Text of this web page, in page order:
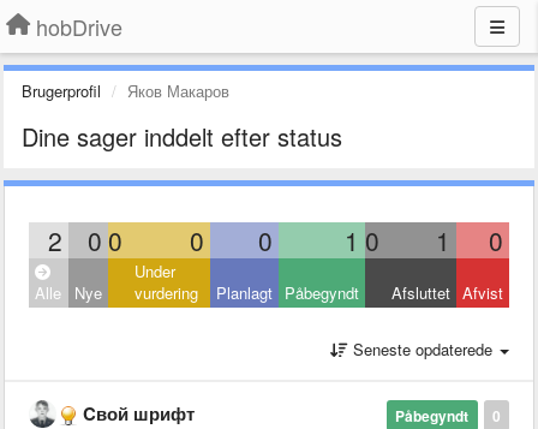
hobDrive
Brugerprofil Яков Макаров
Dine sager inddelt efter status
2 0 0 0 0 1 0 1 0
Alle Nye
Under
vurdering
Planlagt Påbegyndt Afsluttet Afvist
Seneste opdaterede
0
Påbegyndt
Cвой шрифт